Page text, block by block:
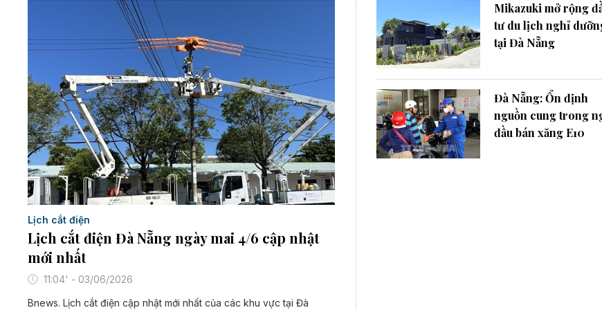
Lịch cắt điện
Lịch cắt điện Đà Nẵng ngày mai 4/6 cập nhật
mới nhất
11:04' - 03/06/2026
Bnews. Lịch cắt điện cập nhật mới nhất của các khu vực tại Đà
Mikazuki mở rộng
tư du lịch nghỉ
tại Đà Nẵng
Đà Nẵng: Ổn định
nguồn cung trong
đầu bán xăng E10